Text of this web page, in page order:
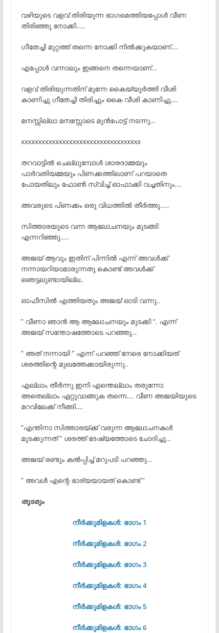
വഴിയുടെ വളവ് തിരിയുന്ന ഭാഗമെത്തിയപ്പോൾ വീണ
തിരിഞ്ഞു നോക്കി…..
ഗീതേച്ചി മുറ്റത്ത് തന്നെ നോക്കി നിൽക്കുകയാണ്….
എപ്പോൾ വന്നാലും ഇങ്ങനെ തന്നെയാണ്…
വളവ് തിരിയുന്നതിന് മുന്നേ കൈയ്യുർത്തി വീശി
കാണിച്ചു ഗീതേച്ചി തിരിച്ചും കൈ വീശി കാണിച്ചു….
മനസ്സില്ലാ മനസ്സോടെ മുൻപോട്ട് നടന്നു…
xxxxxxxxxxxxxxxxxxxxxxxxxxxxxxxxxxx
തറവാട്ടിൽ ചെല്ലുമ്പോൾ ശാരദാമ്മയും
പാർവതിയമ്മയും പിണക്കത്തിലാണ് പറയാതെ
പോയതിലും ഫോൺ സ്വിച്ച് ഓഫാക്കി വച്ചതിനും….
അവരുടെ പിണക്കം ഒരു വിധത്തിൽ തീർത്തു…..
സിത്താരയുടെ വന്ന ആലോചനയും മുടങ്ങി
എന്നറിഞ്ഞു…..
അജയ് ആവും ഇതിന് പിന്നിൽ എന്ന് അവൾക്ക്
നന്നായറിയാമാരുന്നതു കൊണ്ട് അവൾക്ക്
ഞെട്ടലുണ്ടായില്ല..
ഓഫീസിൽ എത്തിയതും അജയ് ഓടി വന്നു..
” വീണാ ഞാൻ ആ ആലോചനയും മുടക്കി “. എന്ന്
അജയ് സന്തോഷത്തോടെ പറഞ്ഞു…
” അത് നന്നായി ” എന്ന് പറഞ്ഞ് നേരെ നോക്കിയത്
ശരത്തിന്റെ മുഖത്തേക്കായിരുന്നു..
എല്ലാം തീർന്നു ഇനി എന്തെല്ലാം തരുന്നോ
അതെല്ലാം ഏറ്റുവാങ്ങുക തന്നെ…. വീണ അജയിയുടെ
മറവിലേക്ക് നീങ്ങി….
“എന്തിനാ സിത്താരയ്ക്ക് വരുന്ന ആലോചനകൾ
മുടക്കുന്നത് ” ശരത്ത് ദേഷ്യത്തോടെ ചോദിച്ചു…
അജയ് രണ്ടും കൽപ്പിച്ച് മറുപടി പറഞ്ഞു…
” അവൾ എന്റെ ഭാര്യയായത് കൊണ്ട് ”
തുടരും
നീർക്കുമിളകൾ: ഭാഗം 1
നീർക്കുമിളകൾ: ഭാഗം 2
നീർക്കുമിളകൾ: ഭാഗം 3
നീർക്കുമിളകൾ: ഭാഗം 4
നീർക്കുമിളകൾ: ഭാഗം 5
നീർക്കുമിളകൾ: ഭാഗം 6